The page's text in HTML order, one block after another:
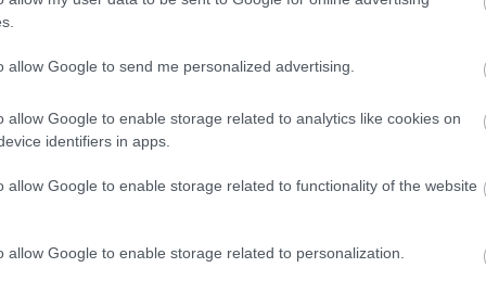
allow Google to send me personalized advertising.
allow Google to enable storage related to analytics like cookies on
identifiers in apps.
allow Google to enable storage related to functionality of the website
allow Google to enable storage related to personalization.
aktualis/index.php